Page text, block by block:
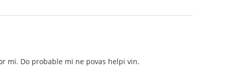
mi. Do probable mi ne povas helpi vin.